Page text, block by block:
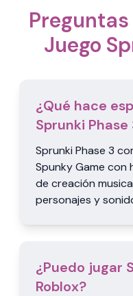
Juego
¿Qué hace
Sprunki Phase
Sprunki Phase 3
Spunky Game con
de creación
personajes y
¿Puedo jugar
Roblox?